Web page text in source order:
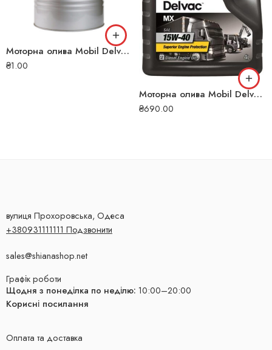
Моторна олива Mobil Delvac 1 SHC 5W-40 208л 104458#
₴1.00
Моторна олива Mobil Delvac MX 15W-40 4л 117
₴690.00
вулиця Прохоровська, Одеса
+380931111111 Подзвонити
sales@shianashop.net
Графік роботи
Щодня з понеділка по неділю: 10:00–20:00
Корисні посилання
Оплата та доставка